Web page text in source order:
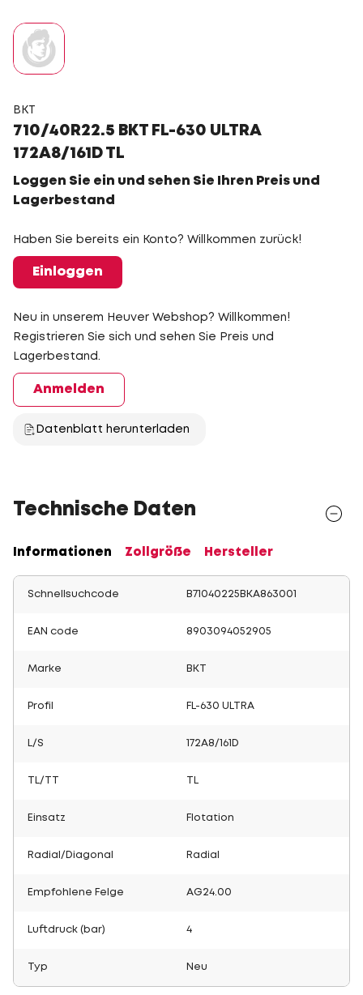
BKT
710/40R22.5 BKT FL-630 ULTRA
172A8/161D TL
Loggen Sie ein und sehen Sie Ihren Preis und
Lagerbestand
Haben Sie bereits ein Konto? Willkommen zurück!
Einloggen
Neu in unserem Heuver Webshop? Willkommen!
Registrieren Sie sich und sehen Sie Preis und
Lagerbestand.
Anmelden
Datenblatt herunterladen
Technische Daten
Informationen Zollgröße Hersteller
Schnellsuchcode B71040225BKA863001
EAN code 8903094052905
Marke BKT
Profil FL-630 ULTRA
L/S 172A8/161D
TL/TT
Einsatz Flotation
Radial/Diagonal Radial
Empfohlene Felge AG24.00
Luftdruck (bar) 4
Typ Neu